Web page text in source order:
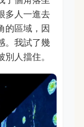
多人一進去
的區域，因
。我試了幾
人擋住。